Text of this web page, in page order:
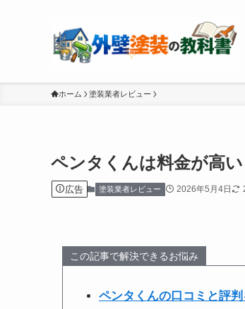
ホーム 塗装業者レビュー
ペンタくんは料金が高
広告 塗装業者レビュー 2026年5月4日
この記事で解決できるお悩み
ペンタくんの口コミと評